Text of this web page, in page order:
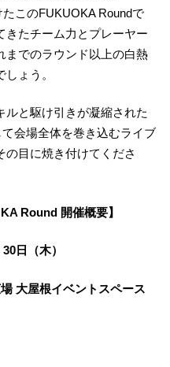
このFUKUOKA Roundで
きたチーム力とプレーヤー
までのラウンド以上の白熱
ょう。
ルと駆け引きが凝縮された
会場全体を巻き込むライブ
目に焼き付けてくださ
Round 開催概要】
日（木）
大屋根イベントスペース